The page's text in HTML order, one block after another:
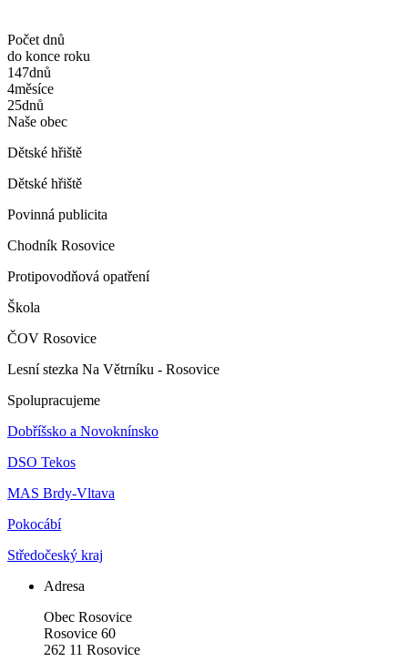
Počet dnů
do konce roku
147dnů
4měsíce
25dnů
Naše obec
Dětské hřiště
Dětské hřiště
Povinná publicita
Chodník Rosovice
Protipovodňová opatření
Škola
ČOV Rosovice
Lesní stezka Na Větrníku - Rosovice
Spolupracujeme
Dobříšsko a Novoknínsko
DSO Tekos
MAS Brdy-Vltava
Pokocábí
Středočeský kraj
Adresa
Obec Rosovice
Rosovice 60
262 11 Rosovice